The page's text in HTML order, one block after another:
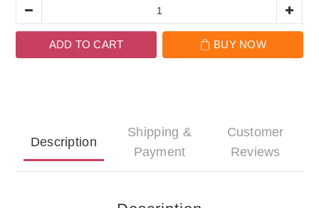
ADD TO CART BUY NOW
Description
Shipping &
Payment
Customer
Reviews